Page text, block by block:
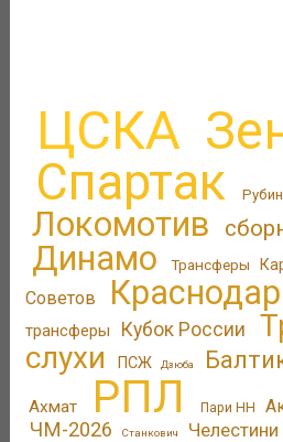
ЦСКА
Спартак Рубин
Локомотив
Динамо Трансферы
Советов
Краснодар
трансферы
Кубок России
слухи
ПСЖ Дзюба
Ахмат РПЛ Пари НН
ЧМ-2026 Станкович Челестини